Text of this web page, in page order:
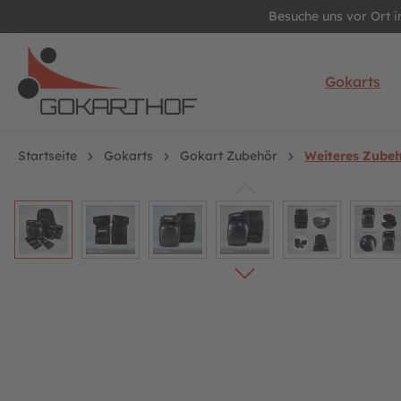
Besuche uns vor Ort
Gokarts
Startseite Gokarts Gokart Zubehör
Weiteres